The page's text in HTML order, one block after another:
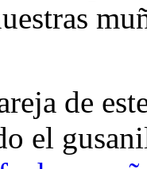
de
el